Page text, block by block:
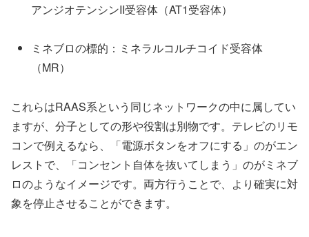
アンジオテンシンII受容体（AT1受容体）
ミネブロの標的：ミネラルコルチコイド受容体
（MR）
これらはRAAS系という同じネットワークの中に属してい
ますが、分子としての形や役割は別物です。テレビのリモ
コンで例えるなら、「電源ボタンをオフにする」のがエン
レストで、「コンセント自体を抜いてしまう」のがミネブ
ロのようなイメージです。両方行うことで、より確実に対
象を停止させることができます。